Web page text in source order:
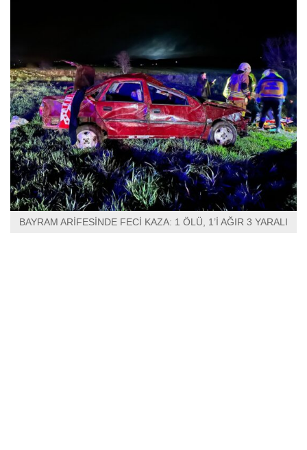
BAYRAM ARİFESİNDE FECİ KAZA: 1 ÖLÜ, 1’İ AĞIR 3 YARALI